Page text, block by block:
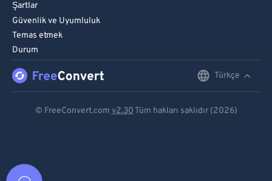
Şartlar
Güvenlik ve Uyumluluk
Temas etmek
Durum
Türkçe
© FreeConvert.com v2.30 Tüm hakları saklıdır (2026)